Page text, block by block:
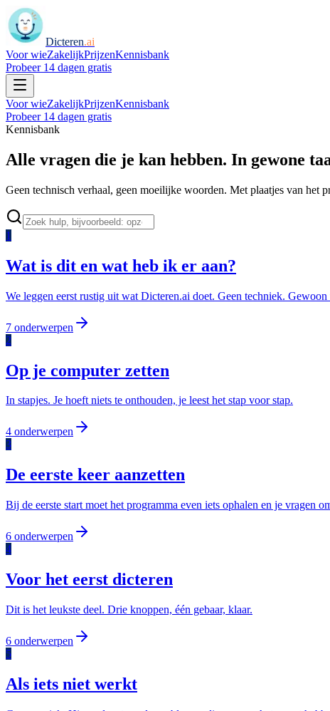
Dicteren.ai
Voor wieZakelijkPrijzenKennisbank
Probeer 14 dagen gratis
Voor wieZakelijkPrijzenKennisbank
Probeer 14 dagen gratis
Kennisbank
Alle vragen die je kan hebben. In gewone
Geen technisch verhaal, geen moeilijke woorden. Met plaatjes van het
1
Wat is dit en wat heb ik er aan?
We leggen eerst rustig uit wat Dicteren.ai doet. Geen techniek. Gewoon
7 onderwerpen
2
Op je computer zetten
In stapjes. Je hoeft niets te onthouden, je leest het stap voor stap.
4 onderwerpen
3
De eerste keer aanzetten
Bij de eerste start moet het programma even iets ophalen en je vragen
6 onderwerpen
4
Voor het eerst dicteren
Dit is het leukste deel. Drie knoppen, één gebaar, klaar.
6 onderwerpen
5
Als iets niet werkt